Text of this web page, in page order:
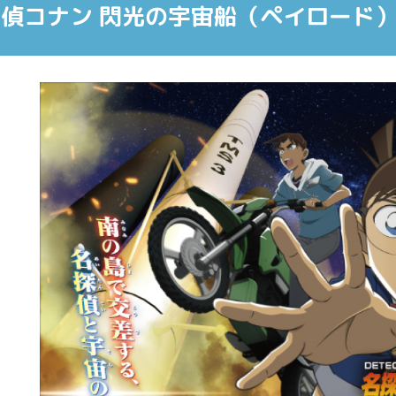
コナン 閃光の宇宙船（ペイロード